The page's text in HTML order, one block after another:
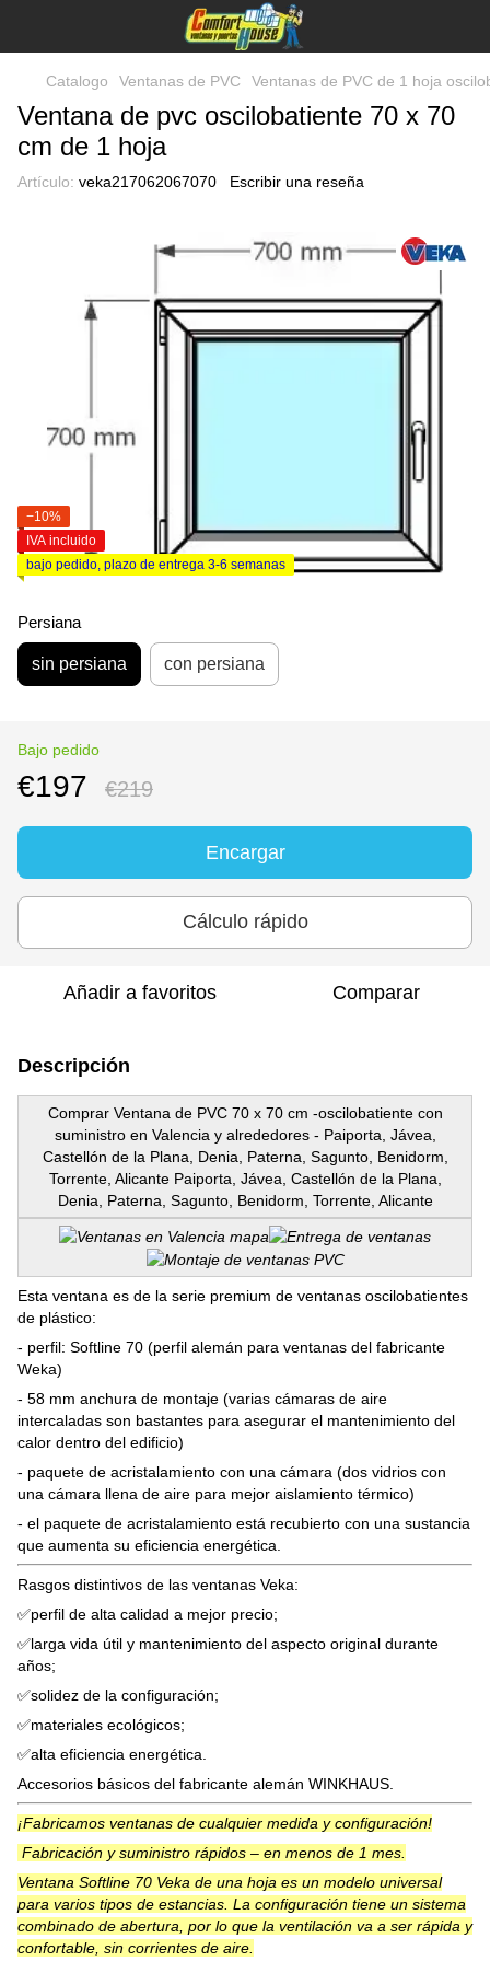
Catalogo Ventanas de PVC Ventanas de PVC de 1 hoja
Ventana de pvc oscilobatiente 70 x 70
cm de 1 hoja
Artículo: veka217062067070 Escribir una reseña
−10%
IVA incluido
bajo pedido, plazo de entrega 3-6 semanas
Persiana
sin persiana con persiana
Bajo pedido
€197 €219
Encargar
Cálculo rápido
Añadir a favoritos Comparar
Descripción
Comprar Ventana de PVC 70 x 70 cm -oscilobatiente con
suministro en Valencia y alrededores - Paiporta, Jávea,
Castellón de la Plana, Denia, Paterna, Sagunto, Benidorm,
Torrente, Alicante Paiporta, Jávea, Castellón de la Plana,
Denia, Paterna, Sagunto, Benidorm, Torrente, Alicante
Esta ventana es de la serie premium de ventanas oscilobatientes
de plástico:
- perfil: Softline 70 (perfil alemán para ventanas del fabricante
Weka)
- 58 mm anchura de montaje (varias cámaras de aire
intercaladas son bastantes para asegurar el mantenimiento del
calor dentro del edificio)
- paquete de acristalamiento con una cámara (dos vidrios con
una cámara llena de aire para mejor aislamiento térmico)
- el paquete de acristalamiento está recubierto con una sustancia
que aumenta su eficiencia energética.
Rasgos distintivos de las ventanas Veka:
✅perfil de alta calidad a mejor precio;
✅larga vida útil y mantenimiento del aspecto original durante
años;
✅solidez de la configuración;
✅materiales ecológicos;
✅alta eficiencia energética.
Accesorios básicos del fabricante alemán WINKHAUS.
¡Fabricamos ventanas de cualquier medida y configuración!
Fabricación y suministro rápidos – en menos de 1 mes.
Ventana Softline 70 Veka de una hoja es un modelo universal
para varios tipos de estancias. La configuración tiene un sistema
combinado de abertura, por lo que la ventilación va a ser rápida y
confortable, sin corrientes de aire.